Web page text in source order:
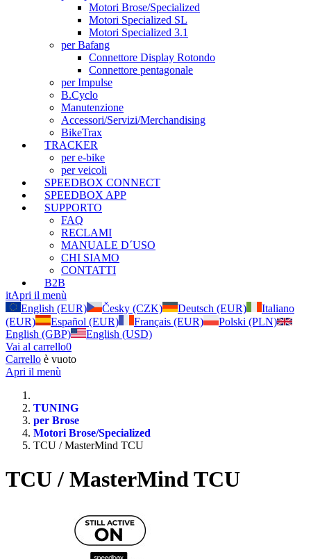
Motori Brose/Specialized
Motori Specialized SL
Motori Specialized 3.1
per Bafang
Connettore Display Rotondo
Connettore pentagonale
per Impulse
B.Cyclo
Manutenzione
Accessori/Servizi/Merchandising
BikeTrax
TRACKER
per e-bike
per veicoli
SPEEDBOX CONNECT
SPEEDBOX APP
SUPPORTO
FAQ
RECLAMI
MANUALE D´USO
CHI SIAMO
CONTATTI
B2B
itApri il menù
English (EUR)
Česky (CZK) Deutsch (EUR)
Italiano
(EUR)
Español (EUR) Français (EUR)
Polski (PLN)
English (GBP)
English (USD)
Vai al carrello0
Carrello è vuoto
Apri il menù
TUNING
per Brose
Motori Brose/Specialized
TCU / MasterMind TCU
TCU / MasterMind TCU